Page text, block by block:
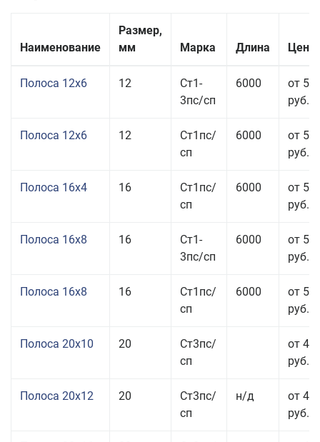
Наименование
Размер,
мм
Марка Длина Цена
Полоса 12x6 12
Ст1-
3пс/сп
6000
от 53
руб.
Полоса 12x6 12
Ст1пс/
сп
6000
от 53
руб.
Полоса 16x4 16
Ст1пс/
сп
6000
от 53
руб.
Полоса 16x8 16
Ст1-
3пс/сп
6000
от 55
руб.
Полоса 16x8 16
Ст1пс/
сп
6000
от 55
руб.
Полоса 20x10 20
Ст3пс/
сп
от 44
руб.
Полоса 20x12 20
Ст3пс/
сп
н/д
от 44
руб.